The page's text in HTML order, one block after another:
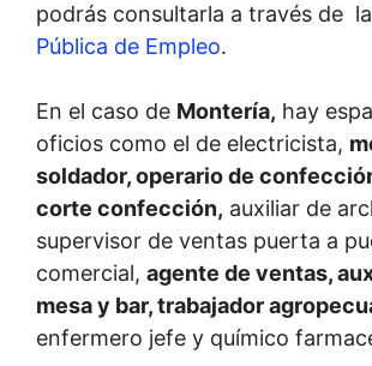
podrás consultarla a través de la
Pública de Empleo.
En el caso de Montería, hay
oficios como el de electricista,
soldador, operario de
corte confección, auxiliar de
supervisor de ventas puerta a
comercial, agente de ventas,
mesa y bar, trabajador
enfermero jefe y químico